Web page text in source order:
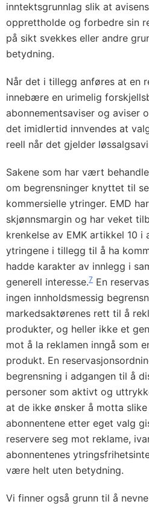
inntektsgrunnlag slik at
opprettholde og forbedre sin
på sikt svekkes eller andre
betydning.
Når det i tillegg anføres at en
innebære en urimelig
abonnementsaviser og aviser
det imidlertid innvendes at
reell når det gjelder
Sakene som har vært
om begrensninger knyttet til
kommersielle ytringer. EMD
skjønnsmargin og har veket
krenkelse av EMK artikkel 10 i
ytringene i tillegg til å ha
hadde karakter av innlegg i
generell interesse.7 En
ingen innholdsmessig
markedsaktørenes rett til å
produkter, og heller ikke et
mot å la reklamen inngå som
produkt. En
begrensning i adgangen til å
personer som aktivt og
at de ikke ønsker å motta
abonnentene etter eget valg
reservere seg mot reklame,
abonnentenes
være helt uten betydning.
Vi finner også grunn til å